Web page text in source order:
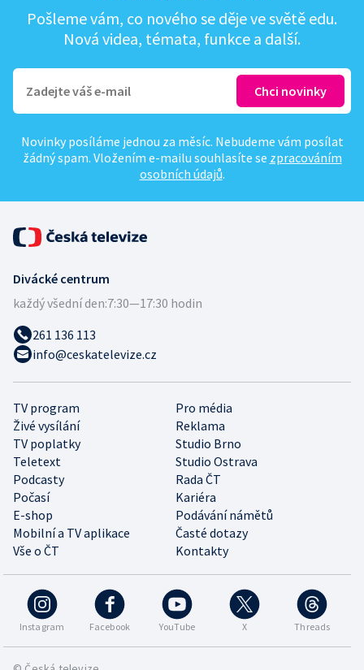
Pošleme vám, co nového se děje ve světě edu.
Nová videa, témata, funkce a další.
Novinky posíláme jednou za měsíc. Nebudeme vám posílat
žádný spam. Vložením e-mailu souhlasíte se zpracováním
osobních údajů.